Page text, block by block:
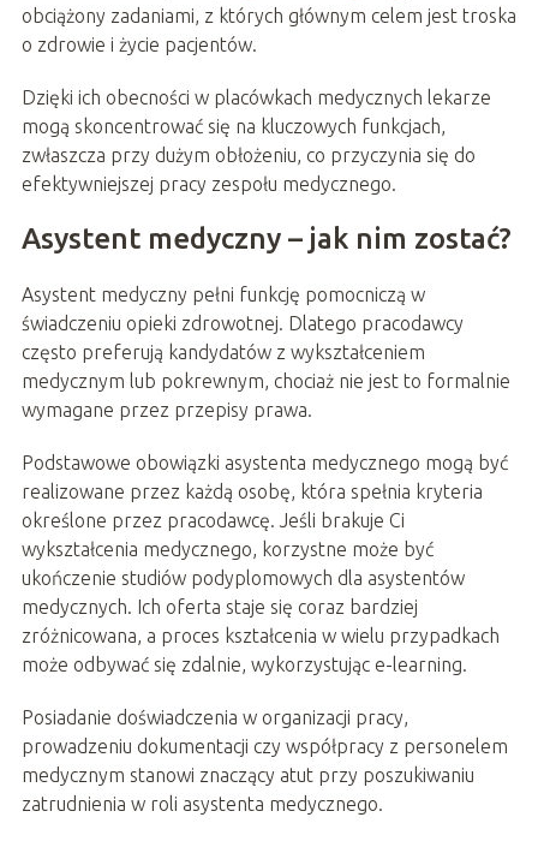
obciążony zadaniami, z których głównym celem jest troska
o zdrowie i życie pacjentów.
Dzięki ich obecności w placówkach medycznych lekarze
mogą skoncentrować się na kluczowych funkcjach,
zwłaszcza przy dużym obłożeniu, co przyczynia się do
efektywniejszej pracy zespołu medycznego.
Asystent medyczny – jak nim zostać?
Asystent medyczny pełni funkcję pomocniczą w
świadczeniu opieki zdrowotnej. Dlatego pracodawcy
często preferują kandydatów z wykształceniem
medycznym lub pokrewnym, chociaż nie jest to formalnie
wymagane przez przepisy prawa.
Podstawowe obowiązki asystenta medycznego mogą być
realizowane przez każdą osobę, która spełnia kryteria
określone przez pracodawcę. Jeśli brakuje Ci
wykształcenia medycznego, korzystne może być
ukończenie studiów podyplomowych dla asystentów
medycznych. Ich oferta staje się coraz bardziej
zróżnicowana, a proces kształcenia w wielu przypadkach
może odbywać się zdalnie, wykorzystując e-learning.
Posiadanie doświadczenia w organizacji pracy,
prowadzeniu dokumentacji czy współpracy z personelem
medycznym stanowi znaczący atut przy poszukiwaniu
zatrudnienia w roli asystenta medycznego.